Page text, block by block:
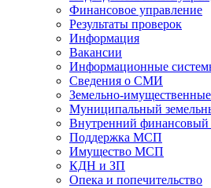
Финансовое управление
Результаты проверок
Информация
Вакансии
Информационные
Сведения о СМИ
Земельно-
Муниципальный
Внутренний финансовый
Поддержка МСП
Имущество МСП
КДН и ЗП
Опека и попечительство